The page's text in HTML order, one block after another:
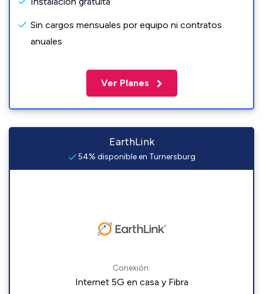
Sin cargos mensuales por equipo ni contratos
anuales
Ver Planes
EarthLink
54% disponible en Turnersburg
Conexión:
Internet 5G en casa y Fibra